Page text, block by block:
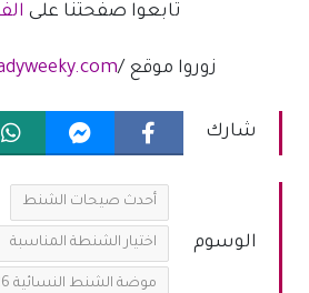
تابعوا صفحتنا على
زوروا موقع /
شارك
الوسوم
أحدث صيحات الشنط
اختيار الشنطة المناسبة
موضة الشنط النسائية 2026